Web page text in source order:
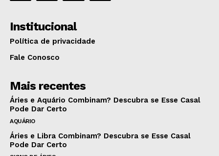
Institucional
Política de privacidade
Fale Conosco
Mais recentes
Áries e Aquário Combinam? Descubra se Esse Casal
Pode Dar Certo
AQUÁRIO
Áries e Libra Combinam? Descubra se Esse Casal
Pode Dar Certo